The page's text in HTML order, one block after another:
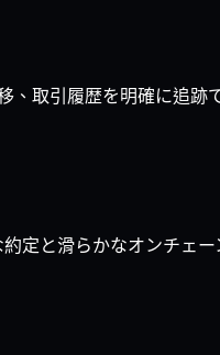
取引履歴を明確に追
定と滑らかなオンチェ